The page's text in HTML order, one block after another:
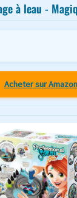
à leau -
Acheter sur Amazon